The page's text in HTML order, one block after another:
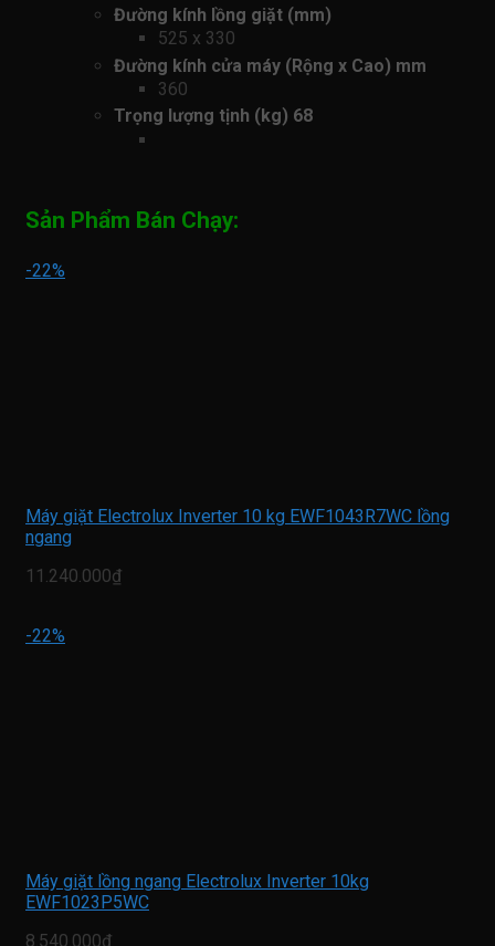
Đường kính lồng giặt (mm)
525 x 330
Đường kính cửa máy (Rộng x Cao) mm
360
Trọng lượng tịnh (kg) 68
Sản Phẩm Bán Chạy:
-22%
Máy giặt Electrolux Inverter 10 kg EWF1043R7WC lồng
ngang
11.240.000₫
-22%
Máy giặt lồng ngang Electrolux Inverter 10kg
EWF1023P5WC
8.540.000₫